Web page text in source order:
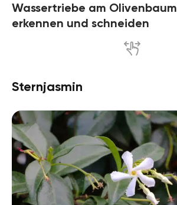
Wassertriebe am Olivenbaum
erkennen und schneiden
Sternjasmin